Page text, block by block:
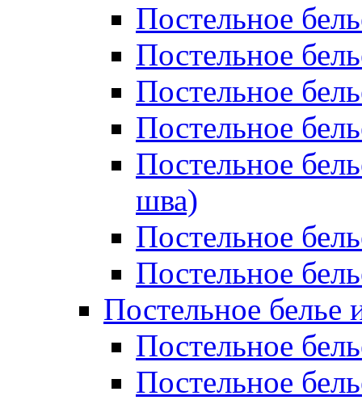
Постельное
Постельное
Постельное
Постельное
Постельное
шва)
Постельное
Постельное
Постельное белье
Постельное
Постельное